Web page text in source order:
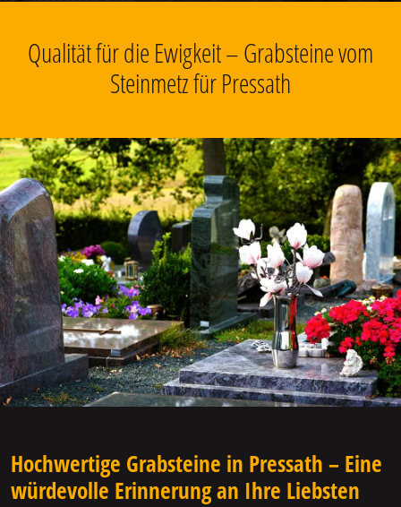
Qualität für die Ewigkeit – Grabsteine vom
Steinmetz für Pressath
Hochwertige Grabsteine in Pressath – Eine
würdevolle Erinnerung an Ihre Liebsten